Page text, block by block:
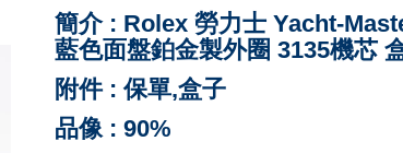
簡介 : Rolex 勞力士 Yacht-
藍色面盤鉑金製外圈 3135機芯
附件 : 保單,盒子
品像 : 90%